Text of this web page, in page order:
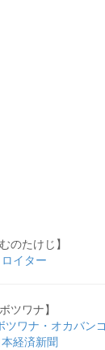
のたけじ】
イター
ツワナ】
ツワナ・オカバ
経済新聞